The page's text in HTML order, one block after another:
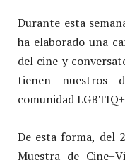
Durante esta
ha elaborado una
del cine y
tienen nuestros
comunidad
De esta forma, del
Muestra de